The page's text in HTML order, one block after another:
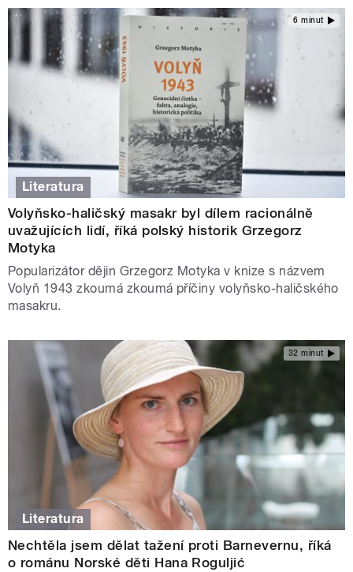
6 minut
Literatura
Volyňsko-haličský masakr byl dílem racionálně
uvažujících lidí, říká polský historik Grzegorz
Motyka
Popularizátor dějin Grzegorz Motyka v knize s názvem
Volyň 1943 zkoumá zkoumá příčiny volyňsko-haličského
masakru.
32 minut
Literatura
Nechtěla jsem dělat tažení proti Barnevernu, říká
o románu Norské děti Hana Roguljić